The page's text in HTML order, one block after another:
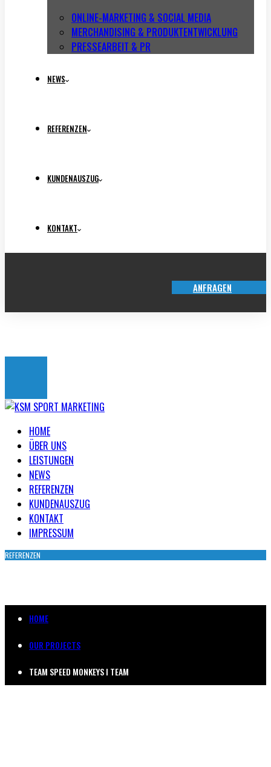
ONLINE-MARKETING & SOCIAL MEDIA
MERCHANDISING & PRODUKTENTWICKLUNG
PRESSEARBEIT & PR
NEWS
REFERENZEN
KUNDENAUSZUG
KONTAKT
ANFRAGEN
HOME
ÜBER UNS
LEISTUNGEN
NEWS
REFERENZEN
KUNDENAUSZUG
KONTAKT
IMPRESSUM
REFERENZEN
HOME
OUR PROJECTS
TEAM SPEED MONKEYS I TEAM